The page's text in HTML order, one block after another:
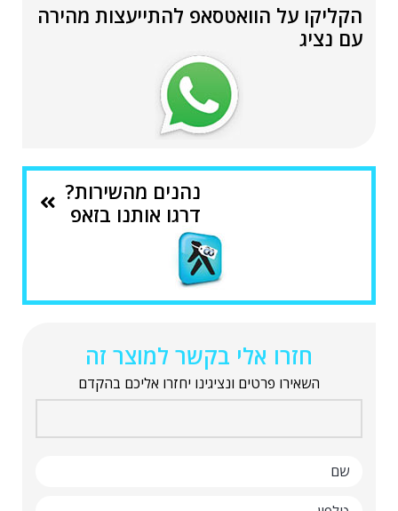
הקליקו על הוואטסאפ להתייעצות מהירה
עם נציג
נהנים מהשירות?
דרגו אותנו בזאפ
חזרו אלי בקשר למוצר זה
השאירו פרטים ונציגינו יחזרו אליכם בהקדם